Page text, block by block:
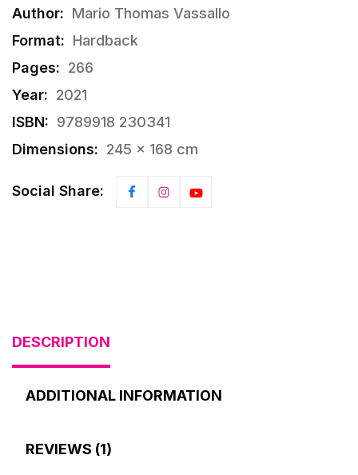
Author: Mario Thomas Vassallo
Format: Hardback
Pages: 266
Year: 2021
ISBN: 9789918 230341
Dimensions: 245 × 168 cm
Social Share:
DESCRIPTION
ADDITIONAL INFORMATION
REVIEWS (1)